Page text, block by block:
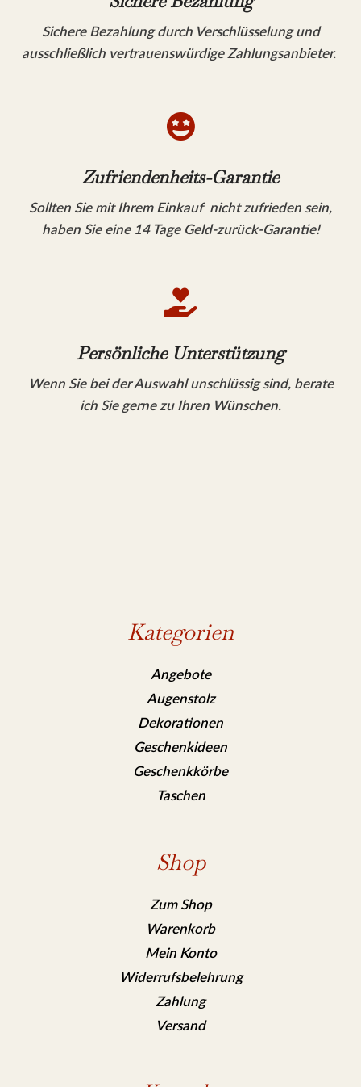
Sichere Bezahlung durch Verschlüsselung und
ausschließlich vertrauenswürdige Zahlungsanbieter.

Zufriendenheits-Garantie
Sollten Sie mit Ihrem Einkauf nicht zufrieden sein,
haben Sie eine 14 Tage Geld-zurück-Garantie!

Persönliche Unterstützung
Wenn Sie bei der Auswahl unschlüssig sind, berate
ich Sie gerne zu Ihren Wünschen.
Kategorien
Angebote
Augenstolz
Dekorationen
Geschenkideen
Geschenkkörbe
Taschen
Shop
Zum Shop
Warenkorb
Mein Konto
Widerrufsbelehrung
Zahlung
Versand